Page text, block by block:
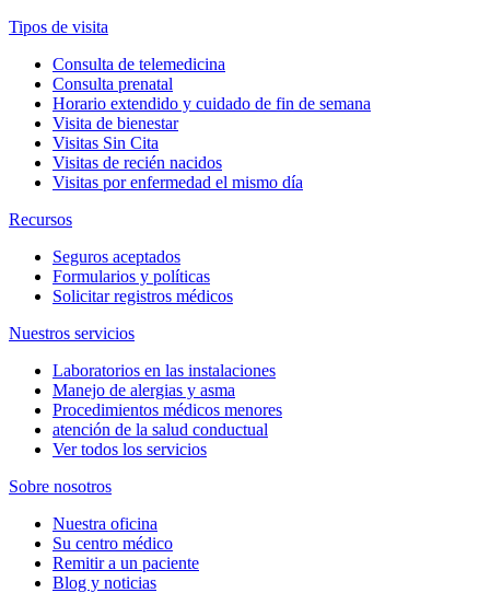
Tipos de visita
Consulta de telemedicina
Consulta prenatal
Horario extendido y cuidado de fin de semana
Visita de bienestar
Visitas Sin Cita
Visitas de recién nacidos
Visitas por enfermedad el mismo día
Recursos
Seguros aceptados
Formularios y políticas
Solicitar registros médicos
Nuestros servicios
Laboratorios en las instalaciones
Manejo de alergias y asma
Procedimientos médicos menores
atención de la salud conductual
Ver todos los servicios
Sobre nosotros
Nuestra oficina
Su centro médico
Remitir a un paciente
Blog y noticias